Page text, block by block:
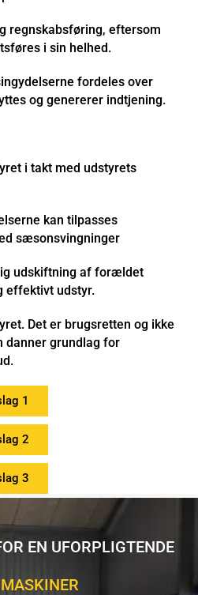
regnskabsføring, eftersom
i sin helhed.
fordeles over
og genererer indtjening.
i takt med udstyrets
kan tilpasses
sæsonsvingninger
udskiftning af forældet
effektivt udstyr.
Det er brugsretten og ikke
danner grundlag for
1
2
3
EN UFORPLIGTENDE